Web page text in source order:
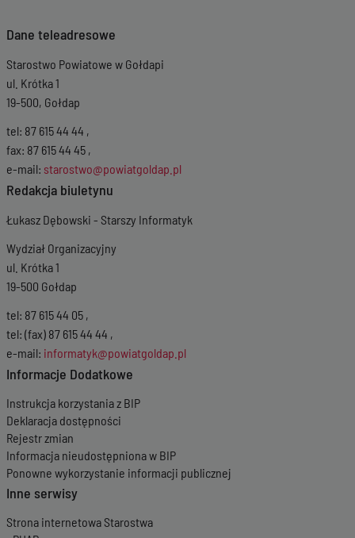
Wersja z dnia09-03-2018 10:59:22
Wersja z dnia09-03-2018 10:07:16
Wersja z dnia
Wersja z dnia
Wersja z dnia
Wersja z dnia05-03-2018 15:56:19
Wersja z dnia 19-02-2018 11:00:47
Dane teleadresowe
Starostwo Powiatowe w Gołdapi
ul. Krótka 1
19-500, Gołdap
tel: 87 615 44 44 ,
fax: 87 615 44 45 ,
e-mail: starostwo@powiatgoldap.pl
Redakcja biuletynu
Łukasz Dębowski - Starszy Informatyk
Wydział Organizacyjny
ul. Krótka 1
19-500 Gołdap
tel: 87 615 44 05 ,
tel: (fax) 87 615 44 44 ,
e-mail: informatyk@powiatgoldap.pl
Informacje Dodatkowe
Instrukcja korzystania z BIP
Deklaracja dostępności
Rejestr zmian
Informacja nieudostępniona w BIP
Ponowne wykorzystanie informacji publicznej
Inne serwisy
Strona internetowa Starostwa